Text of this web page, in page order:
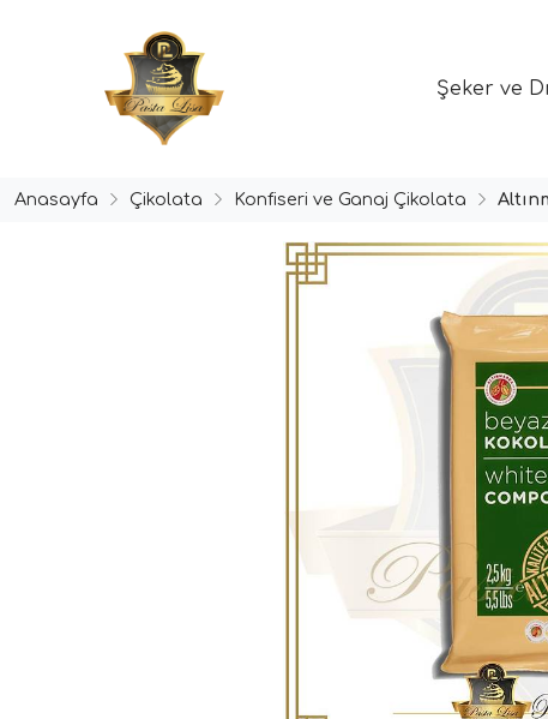
Şeker ve
Anasayfa Çikolata Konfiseri ve Ganaj Çikolata